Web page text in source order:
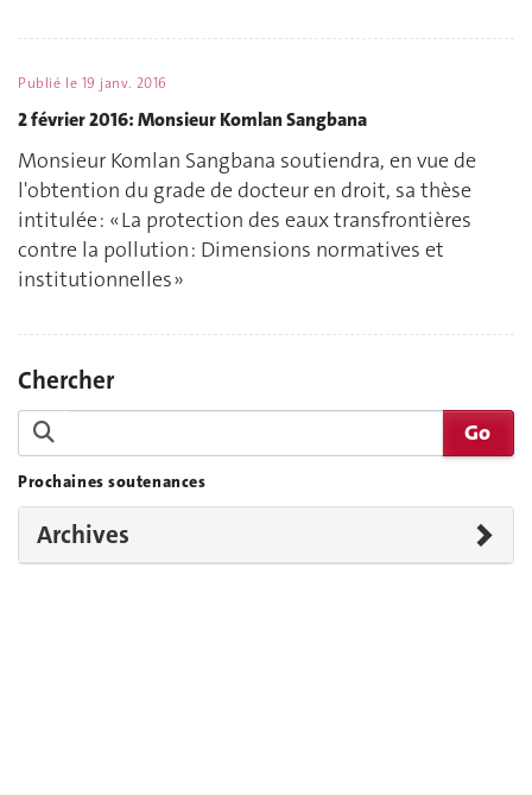
Publié le 19 janv. 2016
2 février 2016: Monsieur Komlan Sangbana
Monsieur Komlan Sangbana soutiendra, en vue de
l'obtention du grade de docteur en droit, sa thèse
intitulée : « La protection des eaux transfrontières
contre la pollution : Dimensions normatives et
institutionnelles »
Chercher
Prochaines soutenances
Archives